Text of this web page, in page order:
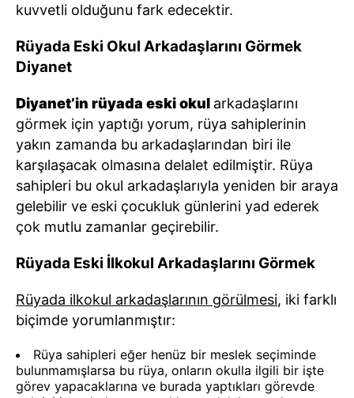
kuvvetli olduğunu fark edecektir.
Rüyada Eski Okul Arkadaşlarını Görmek
Diyanet
Diyanet’in rüyada eski okul arkadaşlarını
görmek için yaptığı yorum, rüya sahiplerinin
yakın zamanda bu arkadaşlarından biri ile
karşılaşacak olmasına delalet edilmiştir. Rüya
sahipleri bu okul arkadaşlarıyla yeniden bir araya
gelebilir ve eski çocukluk günlerini yad ederek
çok mutlu zamanlar geçirebilir.
Rüyada Eski İlkokul Arkadaşlarını Görmek
Rüyada ilkokul arkadaşlarının görülmesi, iki farklı
biçimde yorumlanmıştır:
Rüya sahipleri eğer henüz bir meslek seçiminde
bulunmamışlarsa bu rüya, onların okulla ilgili bir işte
görev yapacaklarına ve burada yaptıkları görevde